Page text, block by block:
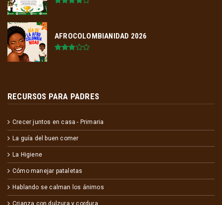
AFROCOLOMBIANIDAD 2026
RECURSOS PARA PADRES
Crecer juntos en casa - Primaria
La guía del buen comer
La Higiene
Cómo manejar pataletas
Hablando se calman los ánimos
Crianza con dulzura y cordura